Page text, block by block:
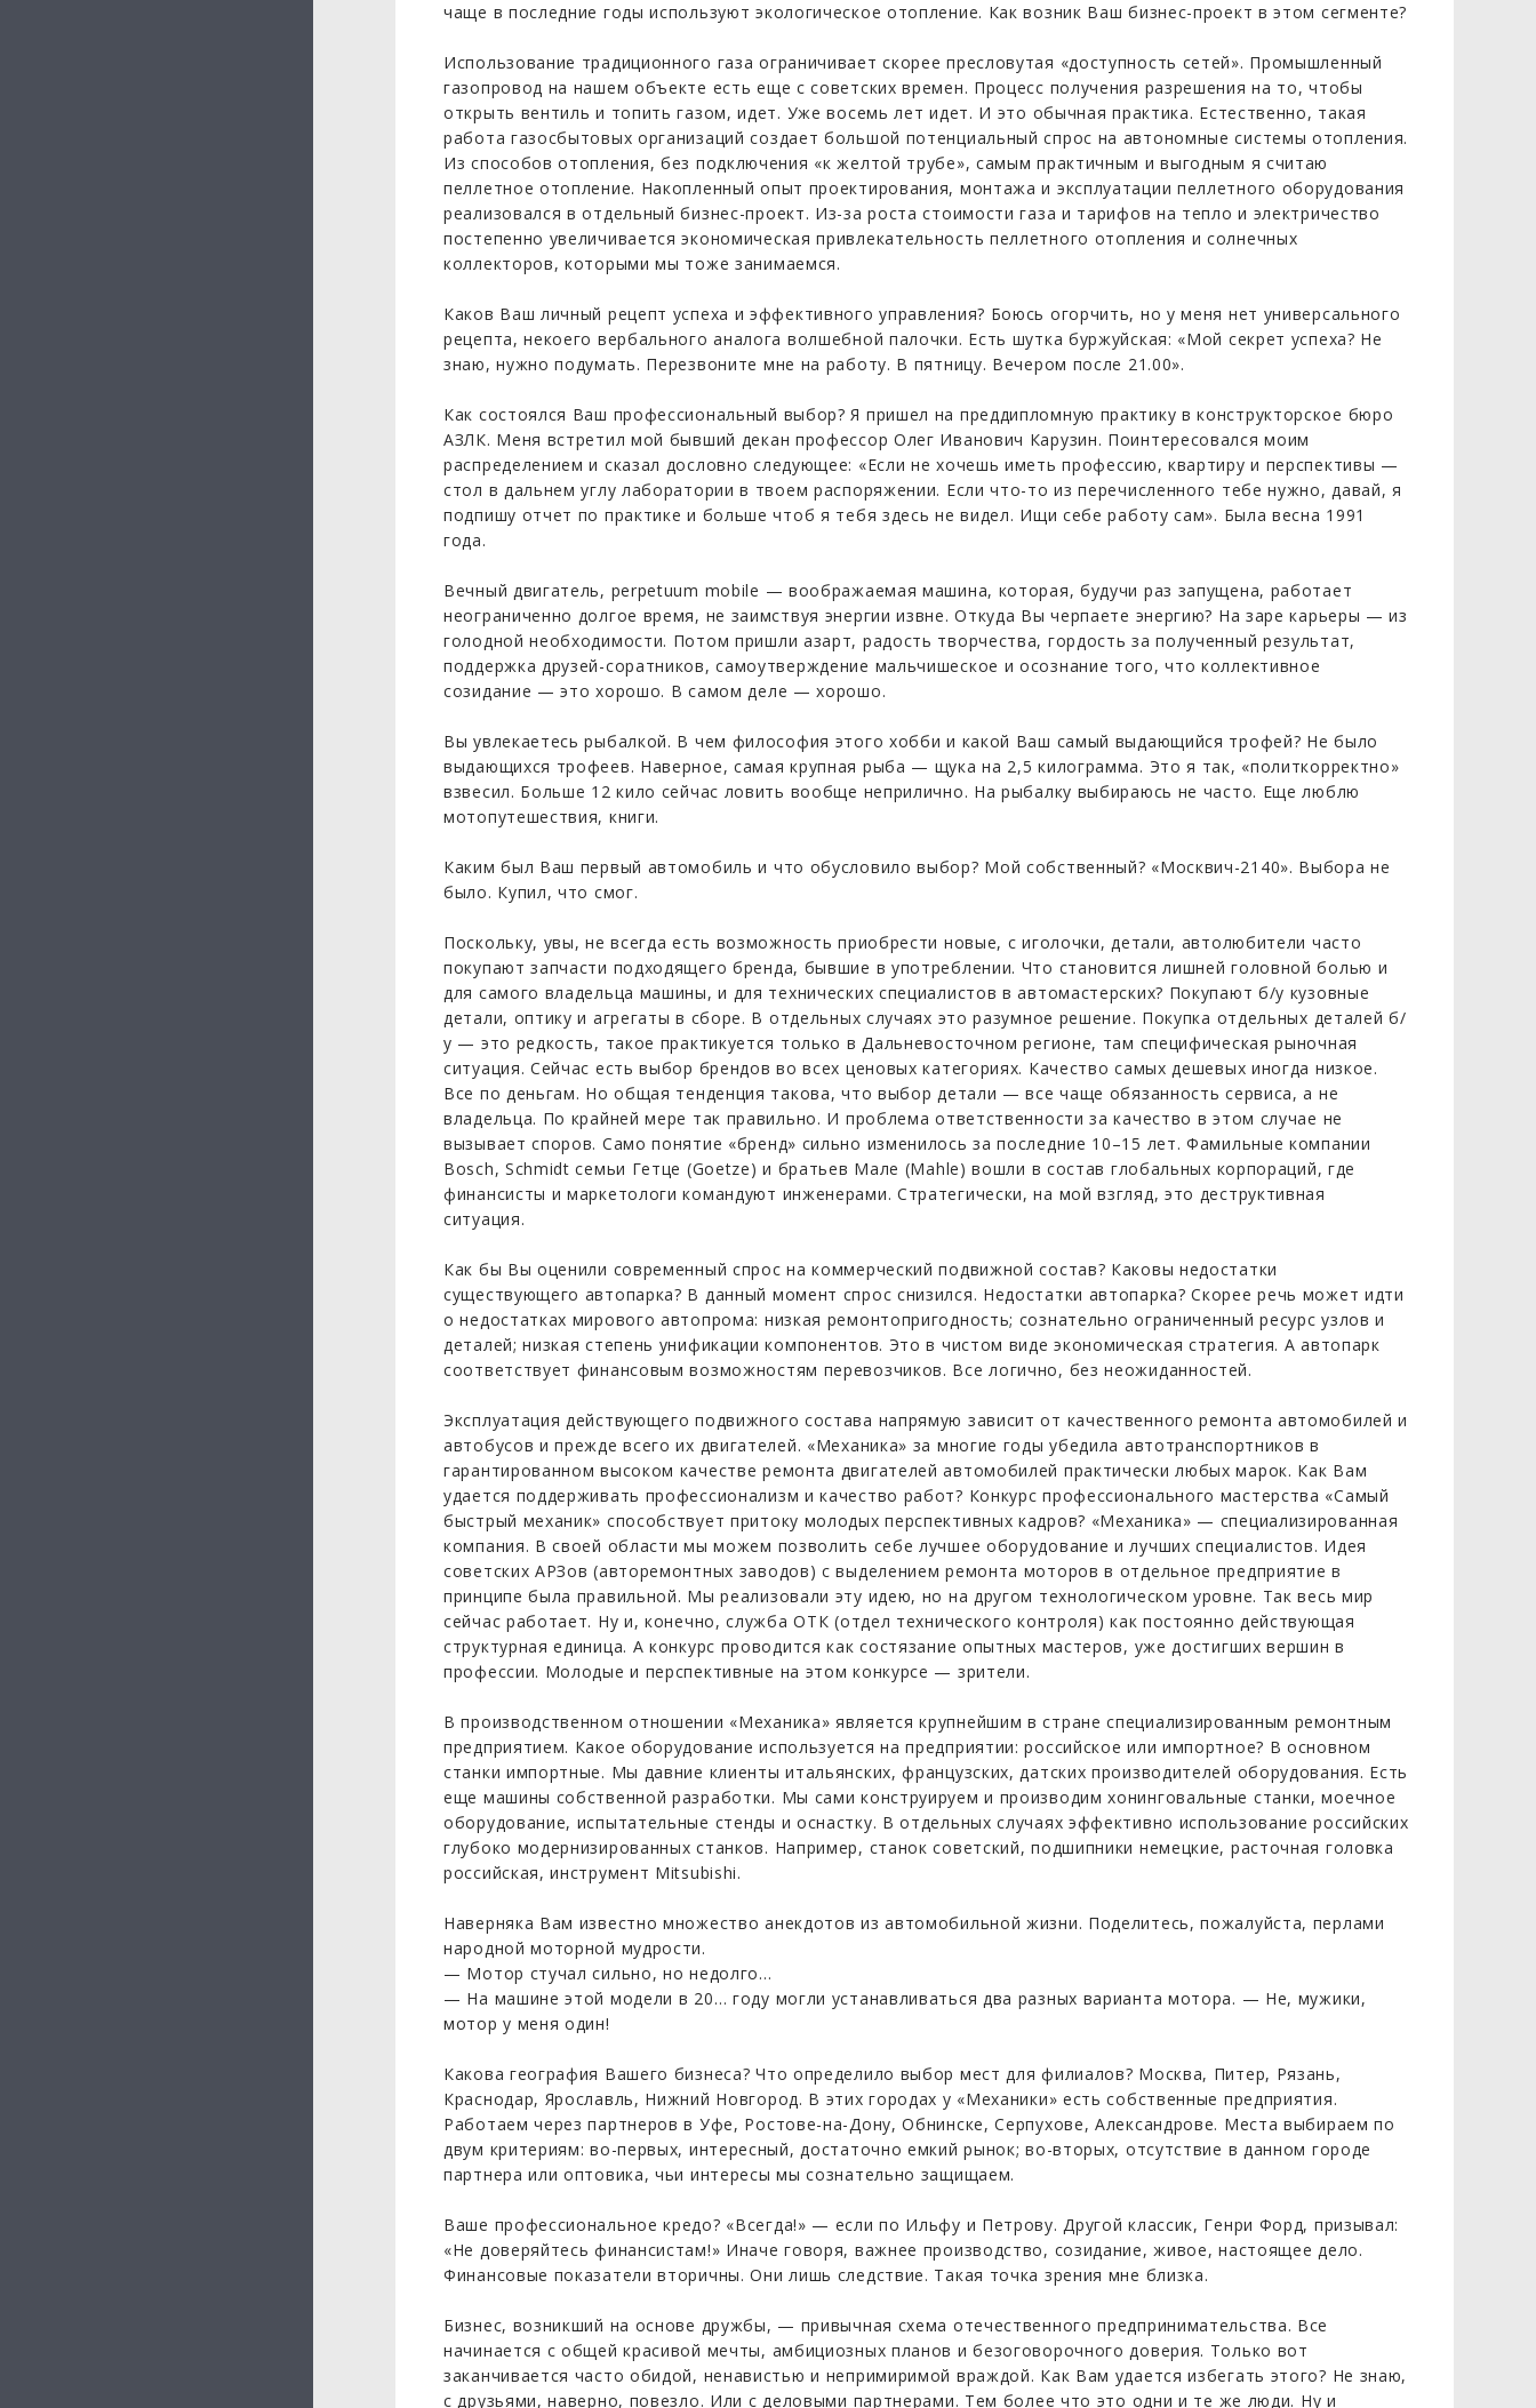
чаще в последние годы используют экологическое отопление. Как возник Ваш бизнес-проект в этом сегменте?
Использование традиционного газа ограничивает скорее пресловутая «доступность сетей». Промышленный
газопровод на нашем объекте есть еще с советских времен. Процесс получения разрешения на то, чтобы
открыть вентиль и топить газом, идет. Уже восемь лет идет. И это обычная практика. Естественно, такая
работа газосбытовых организаций создает большой потенциальный спрос на автономные системы отопления.
Из способов отопления, без подключения «к желтой трубе», самым практичным и выгодным я считаю
пеллетное отопление. Накопленный опыт проектирования, монтажа и эксплуатации пеллетного оборудования
реализовался в отдельный бизнес-проект. Из-за роста стоимости газа и тарифов на тепло и электричество
постепенно увеличивается экономическая привлекательность пеллетного отопления и солнечных
коллекторов, которыми мы тоже занимаемся.
Каков Ваш личный рецепт успеха и эффективного управления? Боюсь огорчить, но у меня нет универсального
рецепта, некоего вербального аналога волшебной палочки. Есть шутка буржуйская: «Мой секрет успеха? Не
знаю, нужно подумать. Перезвоните мне на работу. В пятницу. Вечером после 21.00».
Как состоялся Ваш профессиональный выбор? Я пришел на преддипломную практику в конструкторское бюро
АЗЛК. Меня встретил мой бывший декан профессор Олег Иванович Карузин. Поинтересовался моим
распределением и сказал дословно следующее: «Если не хочешь иметь профессию, квартиру и перспективы —
стол в дальнем углу лаборатории в твоем распоряжении. Если что-то из перечисленного тебе нужно, давай, я
подпишу отчет по практике и больше чтоб я тебя здесь не видел. Ищи себе работу сам». Была весна 1991
года.
Вечный двигатель, perpetuum mobile — воображаемая машина, которая, будучи раз запущена, работает
неограниченно долгое время, не заимствуя энергии извне. Откуда Вы черпаете энергию? На заре карьеры — из
голодной необходимости. Потом пришли азарт, радость творчества, гордость за полученный результат,
поддержка друзей-соратников, самоутверждение мальчишеское и осознание того, что коллективное
созидание — это хорошо. В самом деле — хорошо.
Вы увлекаетесь рыбалкой. В чем философия этого хобби и какой Ваш самый выдающийся трофей? Не было
выдающихся трофеев. Наверное, самая крупная рыба — щука на 2,5 килограмма. Это я так, «политкорректно»
взвесил. Больше 12 кило сейчас ловить вообще неприлично. На рыбалку выбираюсь не часто. Еще люблю
мотопутешествия, книги.
Каким был Ваш первый автомобиль и что обусловило выбор? Мой собственный? «Москвич-2140». Выбора не
было. Купил, что смог.
Поскольку, увы, не всегда есть возможность приобрести новые, с иголочки, детали, автолюбители часто
покупают запчасти подходящего бренда, бывшие в употреблении. Что становится лишней головной болью и
для самого владельца машины, и для технических специалистов в автомастерских? Покупают б/у кузовные
детали, оптику и агрегаты в сборе. В отдельных случаях это разумное решение. Покупка отдельных деталей б/
у — это редкость, такое практикуется только в Дальневосточном регионе, там специфическая рыночная
ситуация. Сейчас есть выбор брендов во всех ценовых категориях. Качество самых дешевых иногда низкое.
Все по деньгам. Но общая тенденция такова, что выбор детали — все чаще обязанность сервиса, а не
владельца. По крайней мере так правильно. И проблема ответственности за качество в этом случае не
вызывает споров. Само понятие «бренд» сильно изменилось за последние 10–15 лет. Фамильные компании
Bosch, Schmidt семьи Гетце (Goetze) и братьев Мале (Mahle) вошли в состав глобальных корпораций, где
финансисты и маркетологи командуют инженерами. Стратегически, на мой взгляд, это деструктивная
ситуация.
Как бы Вы оценили современный спрос на коммерческий подвижной состав? Каковы недостатки
существующего автопарка? В данный момент спрос снизился. Недостатки автопарка? Скорее речь может идти
о недостатках мирового автопрома: низкая ремонтопригодность; сознательно ограниченный ресурс узлов и
деталей; низкая степень унификации компонентов. Это в чистом виде экономическая стратегия. А автопарк
соответствует финансовым возможностям перевозчиков. Все логично, без неожиданностей.
Эксплуатация действующего подвижного состава напрямую зависит от качественного ремонта автомобилей и
автобусов и прежде всего их двигателей. «Механика» за многие годы убедила автотранспортников в
гарантированном высоком качестве ремонта двигателей автомобилей практически любых марок. Как Вам
удается поддерживать профессионализм и качество работ? Конкурс профессионального мастерства «Самый
быстрый механик» способствует притоку молодых перспективных кадров? «Механика» — специализированная
компания. В своей области мы можем позволить себе лучшее оборудование и лучших специалистов. Идея
советских АРЗов (авторемонтных заводов) с выделением ремонта моторов в отдельное предприятие в
принципе была правильной. Мы реализовали эту идею, но на другом технологическом уровне. Так весь мир
сейчас работает. Ну и, конечно, служба ОТК (отдел технического контроля) как постоянно действующая
структурная единица. А конкурс проводится как состязание опытных мастеров, уже достигших вершин в
профессии. Молодые и перспективные на этом конкурсе — зрители.
В производственном отношении «Механика» является крупнейшим в стране специализированным ремонтным
предприятием. Какое оборудование используется на предприятии: российское или импортное? В основном
станки импортные. Мы давние клиенты итальянских, французских, датских производителей оборудования. Есть
еще машины собственной разработки. Мы сами конструируем и производим хонинговальные станки, моечное
оборудование, испытательные стенды и оснастку. В отдельных случаях эффективно использование российских
глубоко модернизированных станков. Например, станок советский, подшипники немецкие, расточная головка
российская, инструмент Mitsubishi.
Наверняка Вам известно множество анекдотов из автомобильной жизни. Поделитесь, пожалуйста, перлами
народной моторной мудрости.
— Мотор стучал сильно, но недолго…
— На машине этой модели в 20… году могли устанавливаться два разных варианта мотора. — Не, мужики,
мотор у меня один!
Какова география Вашего бизнеса? Что определило выбор мест для филиалов? Москва, Питер, Рязань,
Краснодар, Ярославль, Нижний Новгород. В этих городах у «Механики» есть собственные предприятия.
Работаем через партнеров в Уфе, Ростове-на-Дону, Обнинске, Серпухове, Александрове. Места выбираем по
двум критериям: во-первых, интересный, достаточно емкий рынок; во-вторых, отсутствие в данном городе
партнера или оптовика, чьи интересы мы сознательно защищаем.
Ваше профессиональное кредо? «Всегда!» — если по Ильфу и Петрову. Другой классик, Генри Форд, призывал:
«Не доверяйтесь финансистам!» Иначе говоря, важнее производство, созидание, живое, настоящее дело.
Финансовые показатели вторичны. Они лишь следствие. Такая точка зрения мне близка.
Бизнес, возникший на основе дружбы, — привычная схема отечественного предпринимательства. Все
начинается с общей красивой мечты, амбициозных планов и безоговорочного доверия. Только вот
заканчивается часто обидой, ненавистью и непримиримой враждой. Как Вам удается избегать этого? Не знаю,
с друзьями, наверно, повезло. Или с деловыми партнерами. Тем более что это одни и те же люди. Ну и